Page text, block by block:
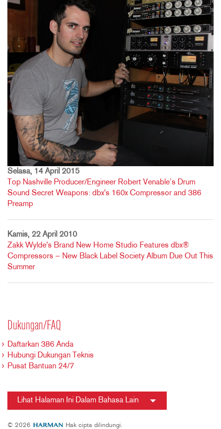
Selasa, 14 April 2015
Top Nashville Producer/Engineer Robert Venable’s Drum
Sound Secret Weapons: dbx's 160x Compressor and 386
Preamp
Kamis, 22 April 2010
Zakk Wylde's Brand New Home Studio Features dbx®
Compressors — New Black Label Society Album Due Out This
Summer
Dukungan/FAQ
Daftarkan 386 Anda
Hubungi Dukungan Teknis
Pusat Bantuan 24/7
Lihat Halaman Ini Dalam Bahasa Lain
© 2026 Hak cipta dilindungi.